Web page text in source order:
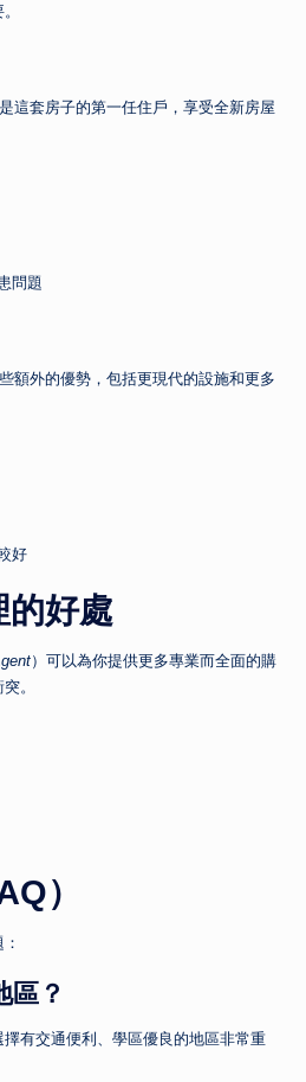
這套房子的第一任住戶，享受全新房屋
問題
額外的優勢，包括更現代的設施和更多
好
的好處
）可以為你提供更多專業而全面的購
。
）
區？
有交通便利、學區優良的地區非常重